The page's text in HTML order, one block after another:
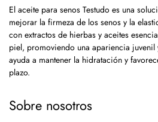
El aceite para senos Testudo es una
mejorar la firmeza de los senos y la
con extractos de hierbas y aceites
piel, promoviendo una apariencia
ayuda a mantener la hidratación y
plazo.
Sobre nosotros